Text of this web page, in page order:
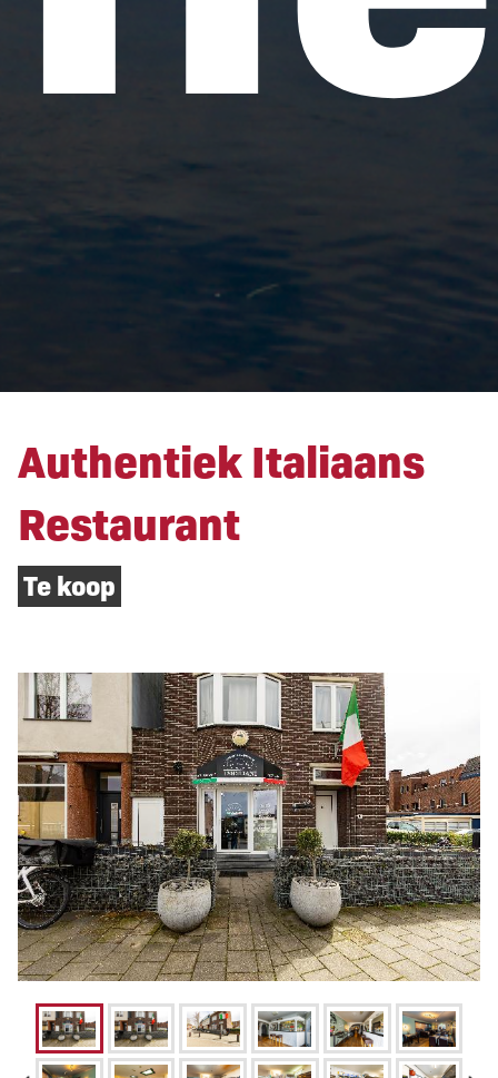
Authentiek Italiaans
Restaurant
Te koop